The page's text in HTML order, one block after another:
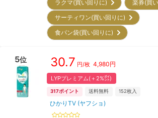
ラクマ(買い回りに)
楽券(買
サーティワン(買い回りに)
食パン袋(買い回りに)
5位 30.7 円/枚 4,980円
LYPプレミアム(＋2%㌽)
317ポイント 送料無料 152枚入
ひかりTV (ヤフショ)